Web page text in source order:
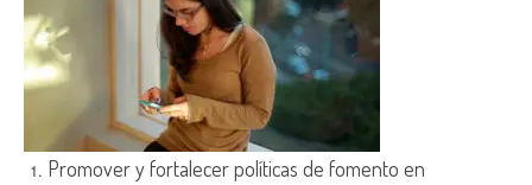
Promover y fortalecer políticas de fomento en